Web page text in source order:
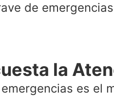
de
la
es el